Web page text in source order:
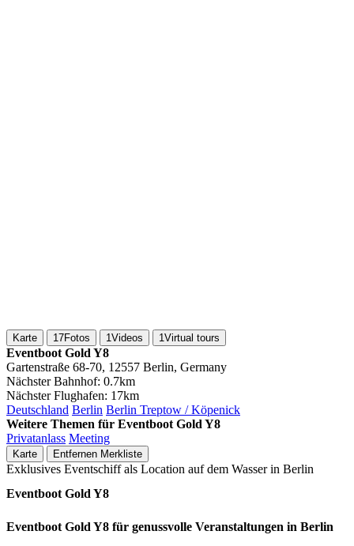
Karte 17Fotos 1Videos 1Virtual tours
Eventboot Gold Y8
Gartenstraße 68-70, 12557 Berlin, Germany
Nächster Bahnhof: 0.7km
Nächster Flughafen: 17km
Deutschland Berlin Berlin Treptow / Köpenick
Weitere Themen für Eventboot Gold Y8
Privatanlass Meeting
Karte Entfernen Merkliste
Exklusives Eventschiff als Location auf dem Wasser in Berlin
Eventboot Gold Y8
Eventboot Gold Y8 für genussvolle Veranstaltungen in Berlin